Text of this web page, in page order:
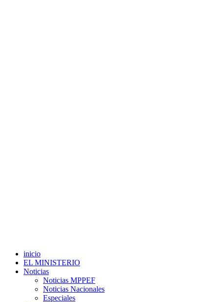
inicio
EL MINISTERIO
Noticias
Noticias MPPEF
Noticias Nacionales
Especiales